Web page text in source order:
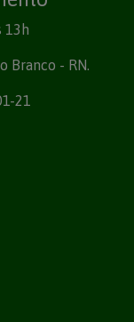
13h
Branco - RN.
21